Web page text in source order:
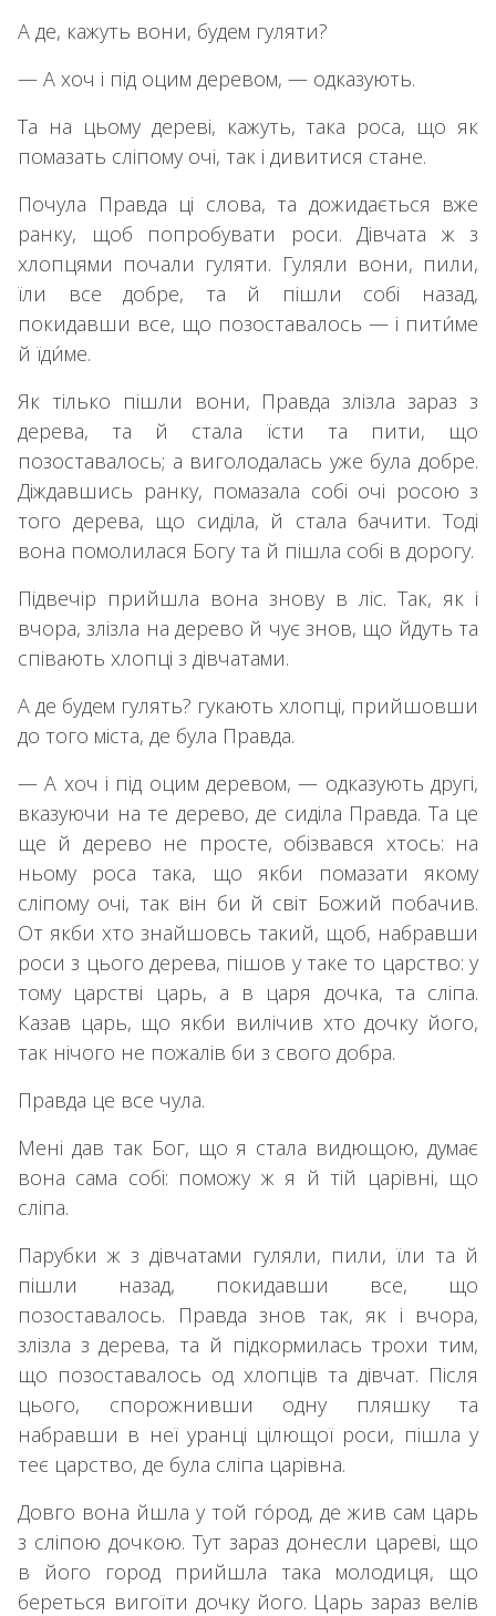
А де, кажуть вони, будем гуляти?
— А хоч і під оцим деревом, — одказують.
Та на цьому дереві, кажуть, така роса, що як
помазать сліпому очі, так і дивитися стане.
Почула Правда ці слова, та дожидається вже
ранку, щоб попробувати роси. Дівчата ж з
хлопцями почали гуляти. Гуляли вони, пили,
їли все добре, та й пішли собі назад,
покидавши все, що позоставалось — і пити́ме
й їди́ме.
Як тілько пішли вони, Правда злізла зараз з
дерева, та й стала їсти та пити, що
позоставалось; а виголодалась уже була добре.
Діждавшись ранку, помазала собі очі росою з
того дерева, що сиділа, й стала бачити. Тоді
вона помолилася Богу та й пішла собі в дорогу.
Підвечір прийшла вона знову в ліс. Так, як і
вчора, злізла на дерево й чує знов, що йдуть та
співають хлопці з дівчатами.
А де будем гулять? гукають хлопці, прийшовши
до того міста, де була Правда.
— А хоч і під оцим деревом, — одказують другі,
вказуючи на те дерево, де сиділа Правда. Та це
ще й дерево не просте, обізвався хтось: на
ньому роса така, що якби помазати якому
сліпому очі, так він би й світ Божий побачив.
От якби хто знайшовсь такий, щоб, набравши
роси з цього дерева, пішов у таке то царство: у
тому царстві царь, а в царя дочка, та сліпа.
Казав царь, що якби вилічив хто дочку його,
так нічого не пожалів би з свого добра.
Правда це все чула.
Мені дав так Бог, що я стала видющою, думає
вона сама собі: поможу ж я й тій царівні, що
сліпа.
Парубки ж з дівчатами гуляли, пили, їли та й
пішли назад, покидавши все, що
позоставалось. Правда знов так, як і вчора,
злізла з дерева, та й підкормилась трохи тим,
що позоставалось од хлопців та дівчат. Після
цього, спорожнивши одну пляшку та
набравши в неї уранці цілющої роси, пішла у
теє царство, де була сліпа царівна.
Довго вона йшла у той го́род, де жив сам царь
з сліпою дочкою. Тут зараз донесли цареві, що
в його город прийшла така молодиця, що
береться вигоїти дочку його. Царь зараз велів